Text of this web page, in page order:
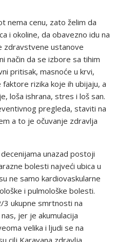
nema cenu, zato želim da
i okoline, da obavezno idu na
zdravstvene ustanove
način da se izbore sa tihim
pritisak, masnoće u krvi,
rizika koje ih ubijaju, a
loša ishrana, stres i loš san.
pregleda, staviti na
a to je očuvanje zdravlja
unazad postoji
bolesti najveći ubica u
ne samo kardiovaskularne
i pulmološke bolesti.
3 ukupne smrtnosti na
jer je akumulacija
velika i ljudi se na